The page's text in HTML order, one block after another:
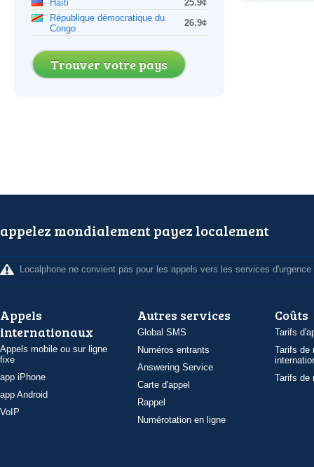
Haïti
25.9¢
République démocratique du
Congo
26.9¢
Trouver votre pays
appelez mondialement payez localement
Localphone ne convient pas pour les appels vers les services d'urgence
Appels
internationaux
Appels mobile ou sur ligne
fixe
app iPhone
app Android
VoIP
Autres services
Global SMS
Numéros entrants
Answering Service
Carte d'appel
Rappel
Numérotation en ligne
Coûts
Tarifs
Tarifs de
Tarifs de